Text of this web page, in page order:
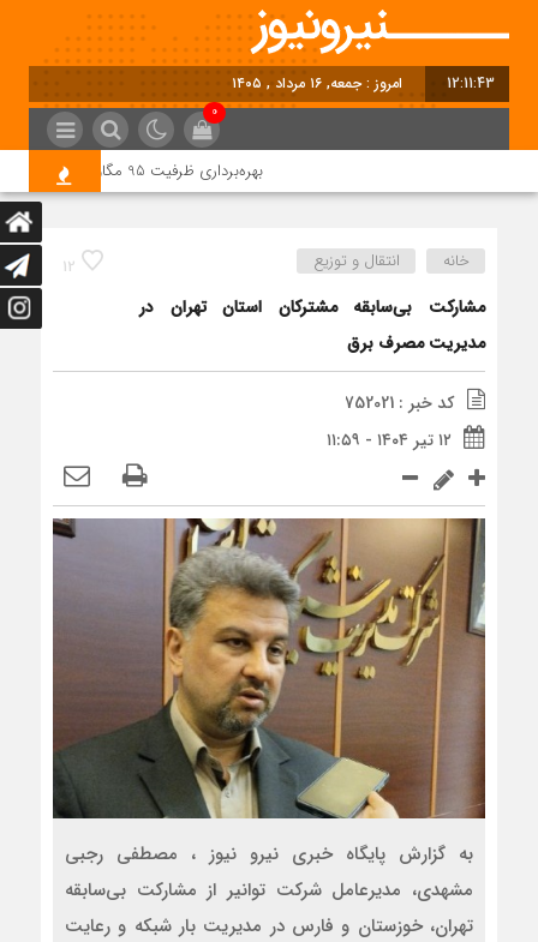
12:11:43 امروز : جمعه, ۱۶ مرداد , ۱۴۰۵
0
بهره‌برداری ظرفیت 95 مگاواتی نیروگاه خورشیدی شمس‌آباد در آینده نزدیک
12 خانه انتقال و توزیع
مشارکت بی‌سابقه مشترکان استان تهران در
مدیریت مصرف برق
کد خبر : 752021
۱۲ تیر ۱۴۰۴ - ۱۱:۵۹
به گزارش پایگاه خبری نیرو نیوز ، مصطفی رجبی
مشهدی، مدیرعامل شرکت توانیر از مشارکت بی‌سابقه
تهران، خوزستان و فارس در مدیریت بار شبکه و رعایت